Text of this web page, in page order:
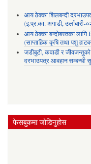
आय ठेक्का शिलबन्दी
(इ.प्र.का. अगाडी, उर्लाबारी-
आय ठेक्का बन्दोबस्तका लागि
(साप्ताहिक कृषि तथा पशु
जडीबुटी, कवाडी र
दरभाउपत्र आवहान सम्बन्धी
फेसबुकमा जोडिनुहोस